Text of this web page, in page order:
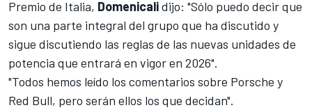
Premio de Italia, Domenicalidijo: "Sólo puedo decir que
son una parte integral del grupo que ha discutido y
sigue discutiendo las reglas de las nuevas unidades de
potencia que entrará en vigor en 2026".
"Todos hemos leído los comentarios sobre Porsche y
Red Bull, pero serán ellos los que decidan".